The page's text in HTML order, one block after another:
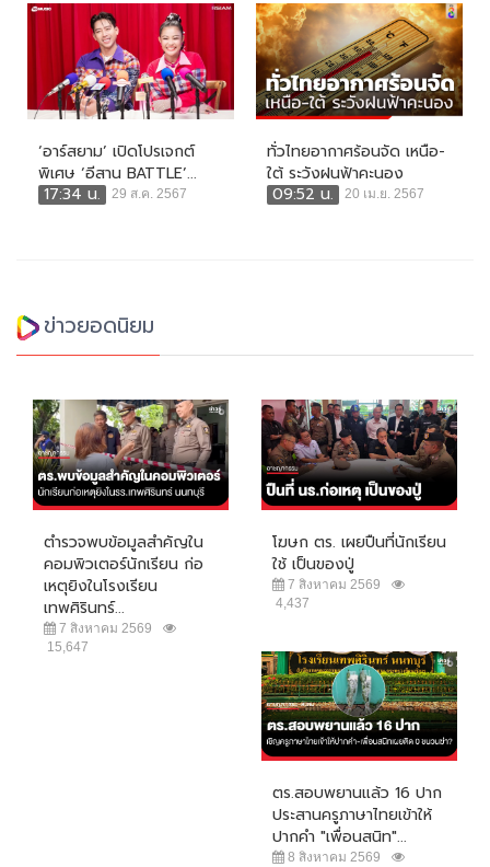
‘อาร์สยาม’ เปิดโปรเจกต์
พิเศษ ‘อีสาน BATTLE’...
17:34 น.
29 ส.ค. 2567
ทั่วไทยอากาศร้อนจัด เหนือ-
ใต้ ระวังฝนฟ้าคะนอง
09:52 น.
20 เม.ย. 2567
ข่าวยอดนิยม
ตำรวจพบข้อมูลสำคัญใน
คอมพิวเตอร์นักเรียน ก่อ
เหตุยิงในโรงเรียน
เทพศิรินทร์...
7 สิงหาคม 2569
15,647
โฆษก ตร. เผยปืนที่นักเรียน
ใช้ เป็นของปู่
7 สิงหาคม 2569
4,437
ตร.สอบพยานแล้ว 16 ปาก
ประสานครูภาษาไทยเข้าให้
ปากคำ "เพื่อนสนิท"...
8 สิงหาคม 2569